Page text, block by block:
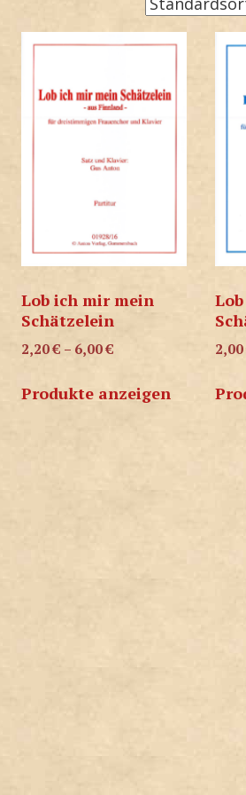
Lob ich mir mein
Schätzelein
2,20€ – 6,00€
Produkte anzeigen
2,00